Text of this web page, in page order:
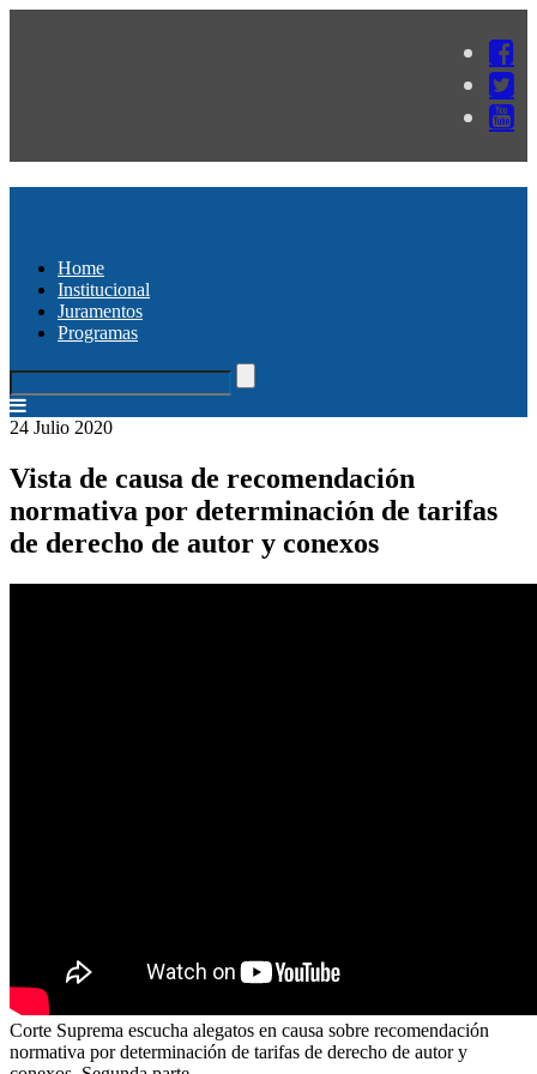
Home
Institucional
Juramentos
Programas
24 Julio 2020
Vista de causa de recomendación
normativa por determinación de tarifas
de derecho de autor y conexos
Corte Suprema escucha alegatos en causa sobre recomendación
normativa por determinación de tarifas de derecho de autor y